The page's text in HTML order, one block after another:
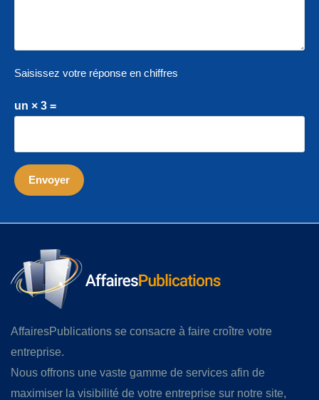
Saisissez votre réponse en chiffres
un × 3 =
AffairesPublications se consacre à faire croître votre
entreprise.
Nous offrons une vaste gamme de services afin de
maximiser la visibilité de votre entreprise sur notre site,